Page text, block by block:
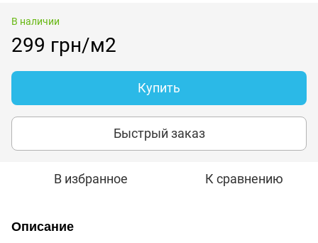
В наличии
299 грн/м2
Купить
Быстрый заказ
В избранное К сравнению
Описание